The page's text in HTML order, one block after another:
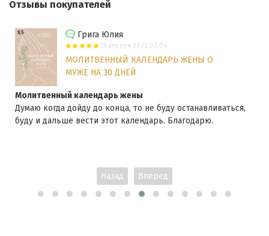
Отзывы покупателей
Грига Юлия
13 апреля 2022 03:04
МОЛИТВЕННЫЙ КАЛЕНДАРЬ ЖЕНЫ О
МУЖЕ НА 30 ДНЕЙ
Молитвенный календарь жены
Думаю когда дойду до конца, то не буду останавливаться,
буду и дальше вести этот календарь. Благодарю.
Назад Вперед